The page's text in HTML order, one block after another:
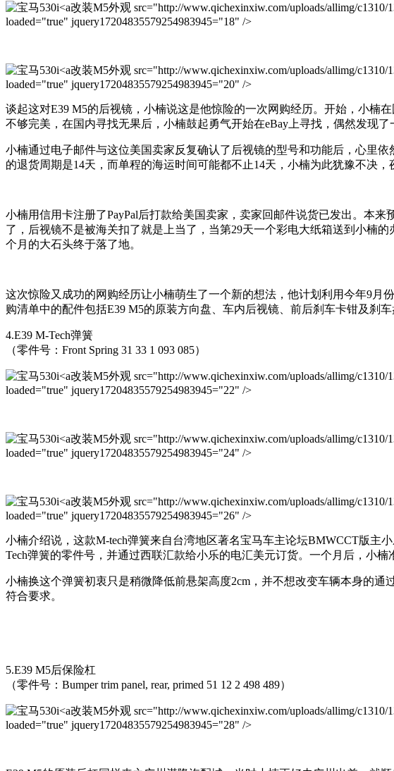
改装M5外观 src="http://www.qichexinxiw.com/uploads/allimg/
loaded="true" jquery17204835579254983945="18" />
改装M5外观 src="http://www.qichexinxiw.com/uploads/allimg/
loaded="true" jquery17204835579254983945="20" />
谈起这对E39 M5的后视镜，小楠说这是他惊险的一次网购经历。开始，小楠
不够完美，在国内寻找无果后，小楠鼓起勇气开始在eBay上寻找，偶然发现
小楠通过电子邮件与这位美国卖家反复确认了后视镜的型号和功能后，心里
的退货周期是14天，而单程的海运时间可能都不止14天，小楠为此犹豫不决
小楠用信用卡注册了PayPal后打款给美国卖家，卖家回邮件说货已发出。本
了，后视镜不是被海关扣了就是上当了，当第29天一个彩电大纸箱送到小楠
个月的大石头终于落了地。
这次惊险又成功的网购经历让小楠萌生了一个新的想法，他计划利用今年9
购清单中的配件包括E39 M5的原装方向盘、车内后视镜、前后刹车卡钳及刹车
4.E39 M-Tech弹簧
（零件号：Front Spring 31 33 1 093 085）
改装M5外观 src="http://www.qichexinxiw.com/uploads/allimg/
loaded="true" jquery17204835579254983945="22" />
改装M5外观 src="http://www.qichexinxiw.com/uploads/allimg/
loaded="true" jquery17204835579254983945="24" />
改装M5外观 src="http://www.qichexinxiw.com/uploads/allimg/
loaded="true" jquery17204835579254983945="26" />
小楠介绍说，这款M-tech弹簧来自台湾地区著名宝马车主论坛BMWCCT版
Tech弹簧的零件号，并通过西联汇款给小乐的电汇美元订货。一个月后，小
小楠换这个弹簧初衷只是稍微降低前悬架高度2cm，并不想改变车辆本身的
符合要求。
5.E39 M5后保险杠
（零件号：Bumper trim panel, rear, primed 51 12 2 498 489）
改装M5外观 src="http://www.qichexinxiw.com/uploads/allimg/
loaded="true" jquery17204835579254983945="28" />